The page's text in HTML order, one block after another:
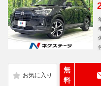
無
料